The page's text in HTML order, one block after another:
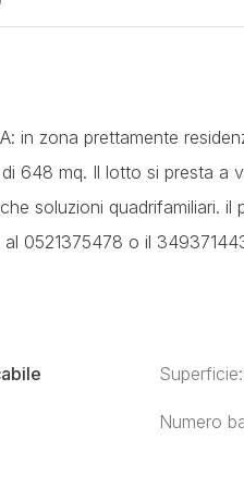
in zona prettamente
648 mq. Il lotto si presta a
soluzioni quadrifamiliari.
0521375478 o il
Superficie:
Numero